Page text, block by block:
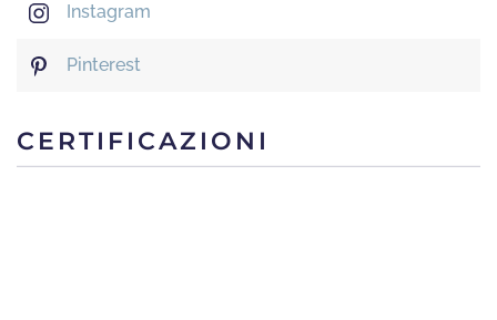
Instagram
Pinterest
CERTIFICAZIONI